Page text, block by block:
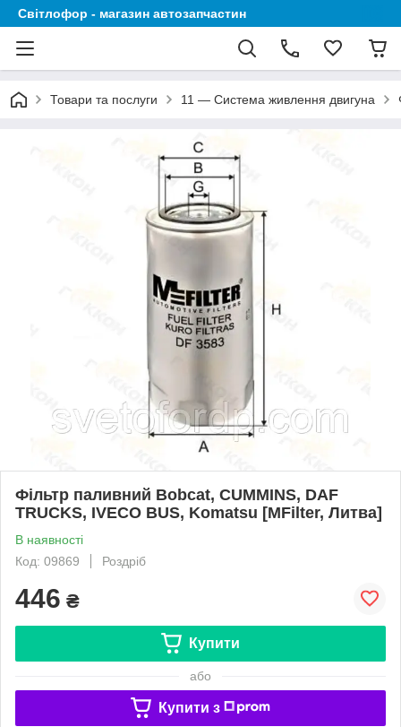
Світлофор - магазин автозапчастин
Товари та послуги 11 — Система живлення двигуна
Фільтр паливний Bobcat, CUMMINS, DAF
TRUCKS, IVECO BUS, Komatsu [MFilter, Литва]
В наявності
Код: 09869
Роздріб
446 ₴
Купити
або
Купити з